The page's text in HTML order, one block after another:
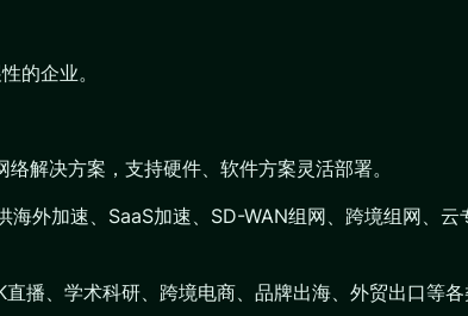
的企业。
解决方案，支持硬件、软件方案灵活部署。
外加速、SaaS加速、SD-WAN组网、跨境组网、
播、学术科研、跨境电商、品牌出海、外贸出口等各